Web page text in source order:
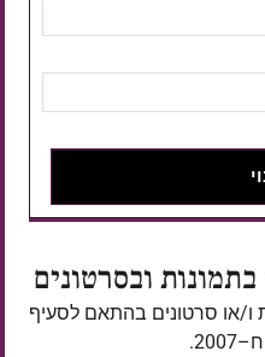
ובסרטונים
ו/או סרטונים בהתאם לסעיף